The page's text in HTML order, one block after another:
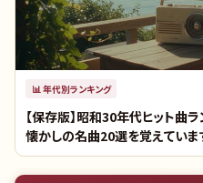
📊 年代別ランキング
【保存版】昭和30年代ヒット曲
懐かしの名曲20選を覚えていま